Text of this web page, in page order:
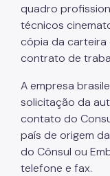
quadro
técnicos
cópia da carteira
contrato de
A empresa
solicitação da
contato do
país de origem
do Cônsul ou
telefone e fax.